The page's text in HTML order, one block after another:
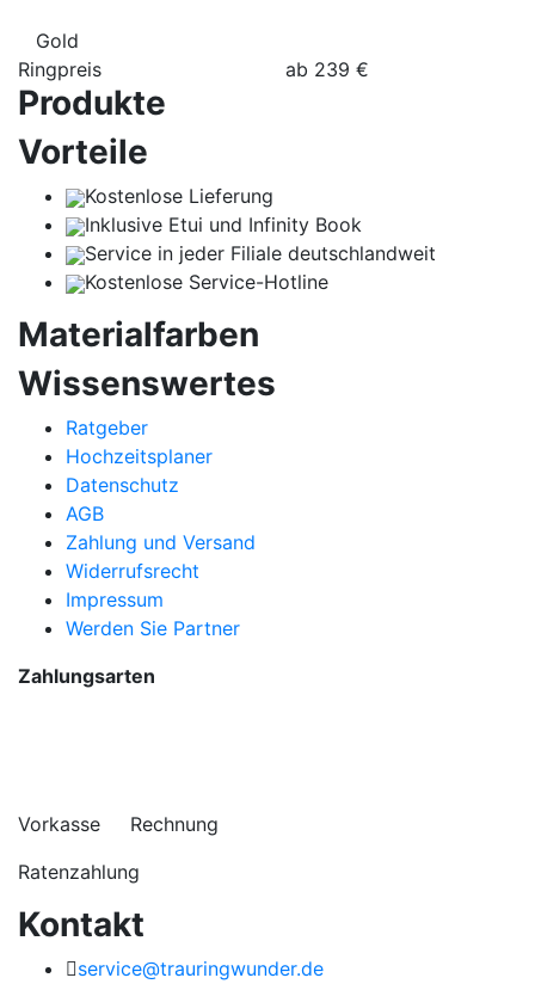
Gold
Ringpreis
ab 239 €
Produkte
Vorteile
Kostenlose Lieferung
Inklusive Etui und Infinity Book
Service in jeder Filiale deutschlandweit
Kostenlose Service-Hotline
Materialfarben
Wissenswertes
Ratgeber
Hochzeitsplaner
Datenschutz
AGB
Zahlung und Versand
Widerrufsrecht
Impressum
Werden Sie Partner
Zahlungsarten
Vorkasse Rechnung
Ratenzahlung
Kontakt
service@trauringwunder.de